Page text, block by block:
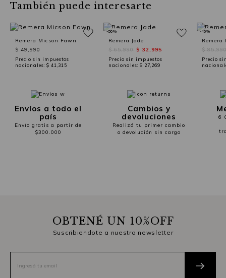
También puede interesarte
Remera Micson Fawn
$ 49,990
Precio sin impuestos
nacionales: $ 41,315
Remera Jade
$ 65,990 $ 32,995
Precio sin impuestos
nacionales: $ 27,269
-50%
Remera
$
Precio
-40%
Envíos a todo el
país
Envío gratis a partir de
$300.000
Cambios y
devoluciones
Realizá tu primer cambio
o devolución sin cargo
6
OBTENÉ UN 10%OFF
Suscribiendote a nuestro newsletter